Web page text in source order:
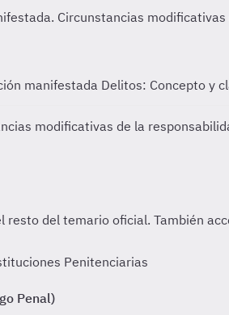
manifestada Delitos: Concepto y
modificativas de la
Penitenciarias
Penal)